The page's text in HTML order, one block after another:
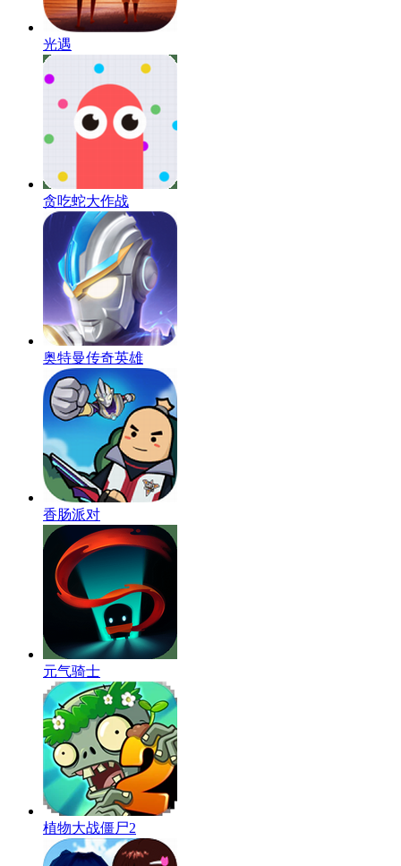
光遇
贪吃蛇大作战
奥特曼传奇英雄
香肠派对
元气骑士
植物大战僵尸2